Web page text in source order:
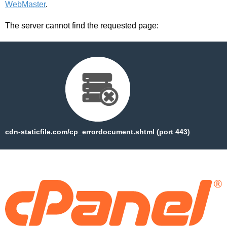
WebMaster.
The server cannot find the requested page:
cdn-staticfile.com/cp_errordocument.shtml (port 443)